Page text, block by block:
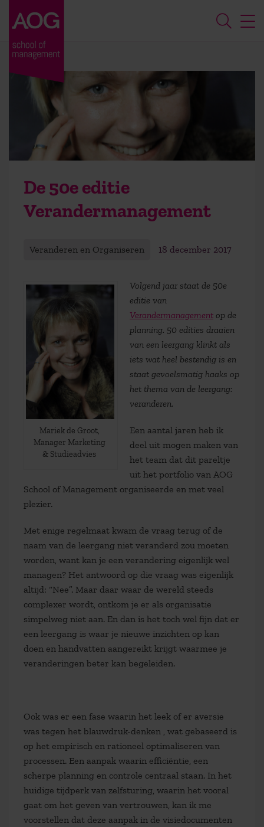
De 50e editie
Verandermanagement
Veranderen en Organiseren 18 december 2017
Mariek de Groot,
Manager Marketing
& Studieadvies
Volgend jaar staat de 50e
editie van
Verandermanagement op de
planning. 50 edities draaien
van een leergang klinkt als
iets wat heel bestendig is en
staat gevoelsmatig haaks op
het thema van de leergang:
veranderen.
Een aantal jaren heb ik
deel uit mogen maken van
het team dat dit pareltje
uit het portfolio van AOG
School of Management organiseerde en met veel
plezier.
Met enige regelmaat kwam de vraag terug of de
naam van de leergang niet veranderd zou moeten
worden, want kan je een verandering eigenlijk wel
managen? Het antwoord op die vraag was eigenlijk
altijd: “Nee”. Maar daar waar de wereld steeds
complexer wordt, ontkom je er als organisatie
simpelweg niet aan. En dan is het toch wel fijn dat er
een leergang is waar je nieuwe inzichten op kan
doen en handvatten aangereikt krijgt waarmee je
veranderingen beter kan begeleiden.
Ook was er een fase waarin het leek of er aversie
was tegen het blauwdruk-denken , wat gebaseerd is
op het empirisch en rationeel optimaliseren van
processen. Een aanpak waarin efficiëntie, een
scherpe planning en controle centraal staan. In het
huidige tijdperk van zelfsturing, waarin het vooral
gaat om het geven van vertrouwen, kan ik me
voorstellen dat deze aanpak in de visiedocumenten